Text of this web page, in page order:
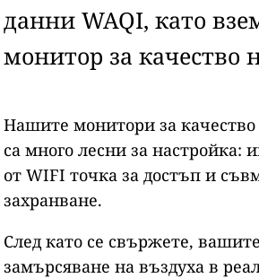
данни WAQI, като
монитор за качество
Нашите монитори за качество
са много лесни за настройка:
от WIFI точка за достъп и
захранване.
След като се свържете,
замърсяване на въздуха в